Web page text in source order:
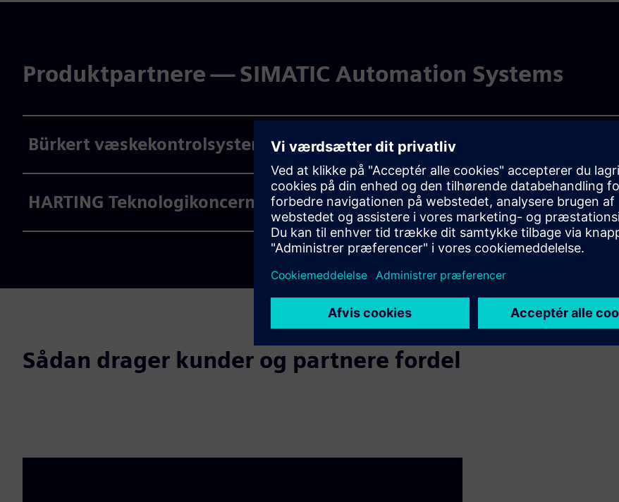
Produktpartnere — SIMATIC Automation Systems
Bürkert væskekontrolsystemer
HARTING Teknologikoncern
Sådan drager kunder og partnere fordel